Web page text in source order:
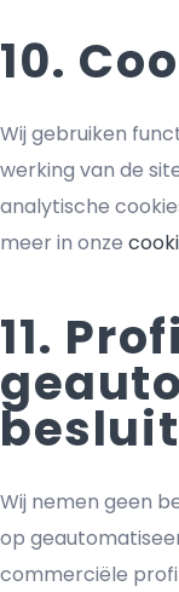
10.
Wij gebruiken
werking van de
analytische
meer in onze
11.
Wij nemen geen
op
commerciële